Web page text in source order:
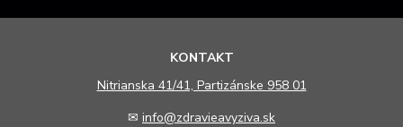
KONTAKT
Nitrianska 41/41, Partizánske 958 01
✉ info@zdravieavyziva.sk